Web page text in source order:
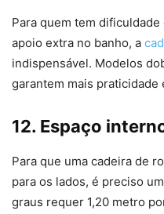
Para quem tem
apoio extra no banho, a
indispensável. Modelos
garantem mais praticidade
12. Espaço
Para que uma cadeira de
para os lados, é preciso
graus requer 1,20 metro